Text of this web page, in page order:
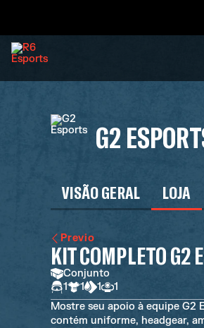
G2
VISÃO GERAL LOJA
Previo
KIT COMPLETO G2
Conjunto
1
1 1
1
Mostre seu apoio à equipe G2
contém uniforme, headgear,